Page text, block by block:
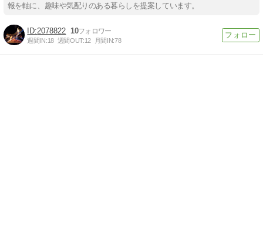
報を軸に、趣味や気配りのある暮らしを提案しています。
2078822 10
週間IN:18 週間OUT:12 月間IN:78